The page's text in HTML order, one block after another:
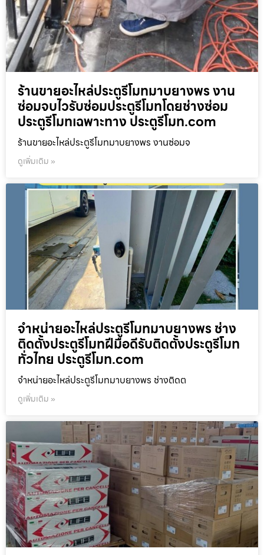
ร้านขายอะไหล่ประตูรีโมทมาบยางพร งาน
ซ่อมจบไวรับซ่อมประตูรีโมทโดยช่างซ่อม
ประตูรีโมทเฉพาะทาง ประตูรีโมท.com
ร้านขายอะไหล่ประตูรีโมทมาบยางพร งานซ่อมจ
ดูเพิ่มเติม »
จำหน่ายอะไหล่ประตูรีโมทมาบยางพร ช่าง
ติดตั้งประตูรีโมทฝีมือดีรับติดตั้งประตูรีโมท
ทั่วไทย ประตูรีโมท.com
จำหน่ายอะไหล่ประตูรีโมทมาบยางพร ช่างติดต
ดูเพิ่มเติม »